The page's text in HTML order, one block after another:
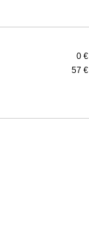
0 €
57 €